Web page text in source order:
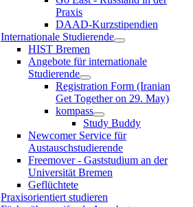
Praxis
DAAD-Kurzstipendien
Internationale Studierende
HIST Bremen
Angebote für internationale
Studierende
Registration Form (Iranian
Get Together on 29. May)
kompass
Study Buddy
Newcomer Service für
Austauschstudierende
Freemover - Gaststudium an der
Universität Bremen
Geflüchtete
Praxisorientiert studieren